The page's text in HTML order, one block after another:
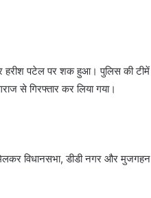
हरीश पटेल पर शक हुआ। पुलिस की टीमें
से गिरफ्तार कर लिया गया।
विधानसभा, डीडी नगर और मुजगहन